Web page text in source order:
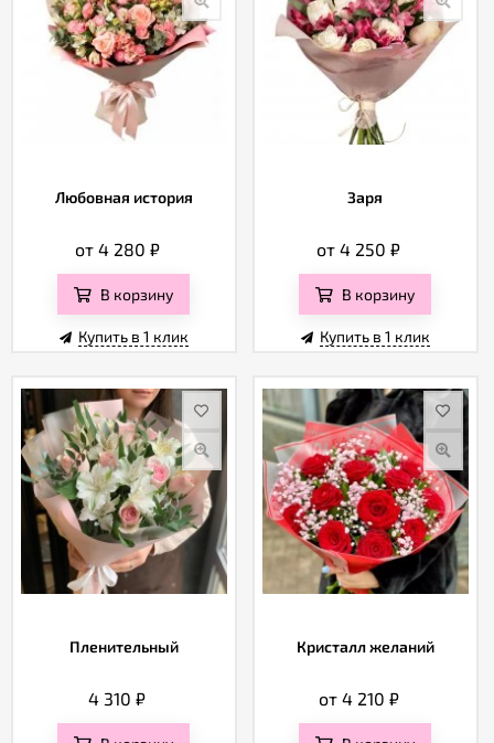
Любовная история
от 4 280 ₽
В корзину
Купить в 1 клик
Заря
от 4 250₽
В корзину
Купить в 1 клик
Пленительный
4 310₽
Кристалл желаний
от 4 210 ₽